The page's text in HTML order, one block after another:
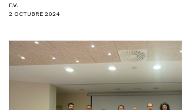
F.V.
2 OCTUBRE 2024